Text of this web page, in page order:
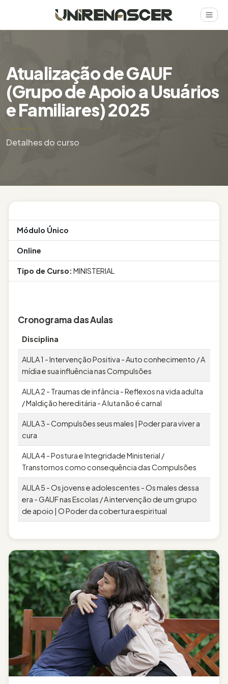
Atualização de GAUF
(Grupo de Apoio a Usuários
e Familiares) 2025
Detalhes do curso
Módulo Único
Online
Tipo de Curso: MINISTERIAL
Cronograma das Aulas
Disciplina
AULA 1 - Intervenção Positiva - Auto conhecimento / A
mídia e sua influência nas Compulsões
AULA 2 - Traumas de infância - Reflexos na vida adulta
/ Maldição hereditária - A luta não é carnal
AULA 3 - Compulsões seus males | Poder para viver a
cura
AULA 4 - Postura e Integridade Ministerial /
Transtornos como consequência das Compulsões
AULA 5 - Os jovens e adolescentes - Os males dessa
era - GAUF nas Escolas / A intervenção de um grupo
de apoio | O Poder da cobertura espiritual